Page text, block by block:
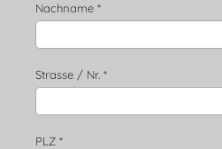
Nachname *
Strasse / Nr. *
PLZ *